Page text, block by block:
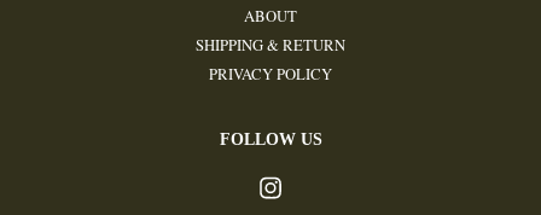
ABOUT
SHIPPING & RETURN
PRIVACY POLICY
FOLLOW US